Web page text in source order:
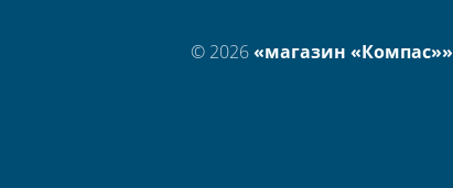
© 2026«магазин «Компас»»